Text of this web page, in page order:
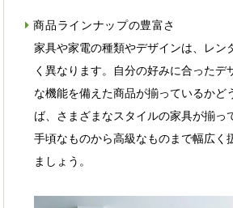
商品ラインナップの豊富さ
家具や家電の種類やデザインは、レン
く異なります。自分の好みに合ったデ
な機能を備えた商品が揃っているかど
ば、さまざまなスタイルの家具が揃っ
手頃なものから高級なものまで幅広く
ましょう。